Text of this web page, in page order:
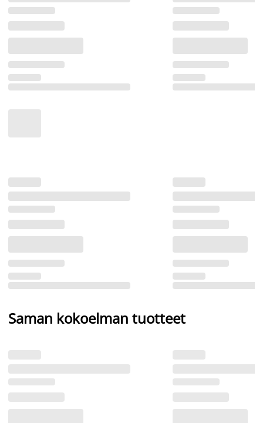
Saman kokoelman tuotteet